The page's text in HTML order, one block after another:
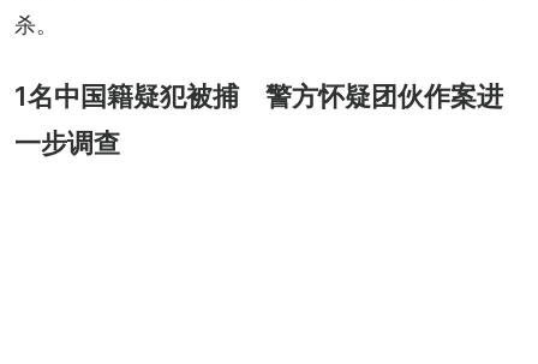
杀。
1名中国籍疑犯被捕 警方怀疑团伙作案进
一步调查